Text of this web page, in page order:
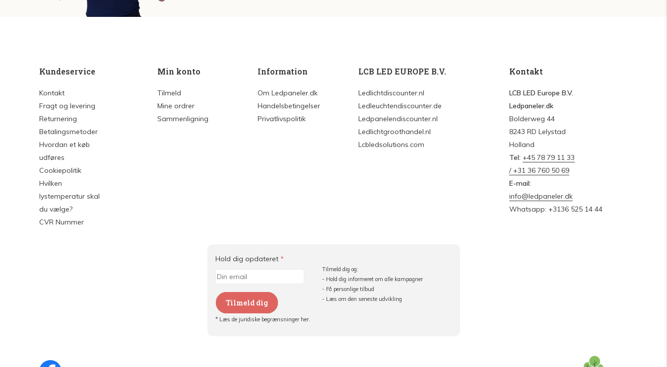
Kundeservice
Kontakt
Fragt og levering
Returnering
Betalingsmetoder
Hvordan et køb
udføres
Cookiepolitik
Hvilken
lystemperatur skal
du vælge?
CVR Nummer
Min konto
Tilmeld
Mine ordrer
Sammenligning
Information
Om Ledpaneler.dk
Handelsbetingelser
Privatlivspolitik
LCB LED EUROPE B.V.
Ledlichtdiscounter.nl
Ledleuchtendiscounter.de
Ledpanelendiscounter.nl
Ledlichtgroothandel.nl
Lcbledsolutions.com
Kontakt
LCB LED Europe B.V.
Ledpaneler.dk
Bolderweg 44
8243 RD Lelystad
Holland
Tel: +45 78 79 11 33
/ +31 36 760 50 69
E-mail:
info@ledpaneler.dk
Whatsapp: +3136 525 14 44
Hold dig opdateret *
Tilmeld dig
* Læs de juridiske begrænsninger her.
Tilmeld dig og:
- Hold dig informeret om alle kampagner
- Få personlige tilbud
- Læs om den seneste udvikling